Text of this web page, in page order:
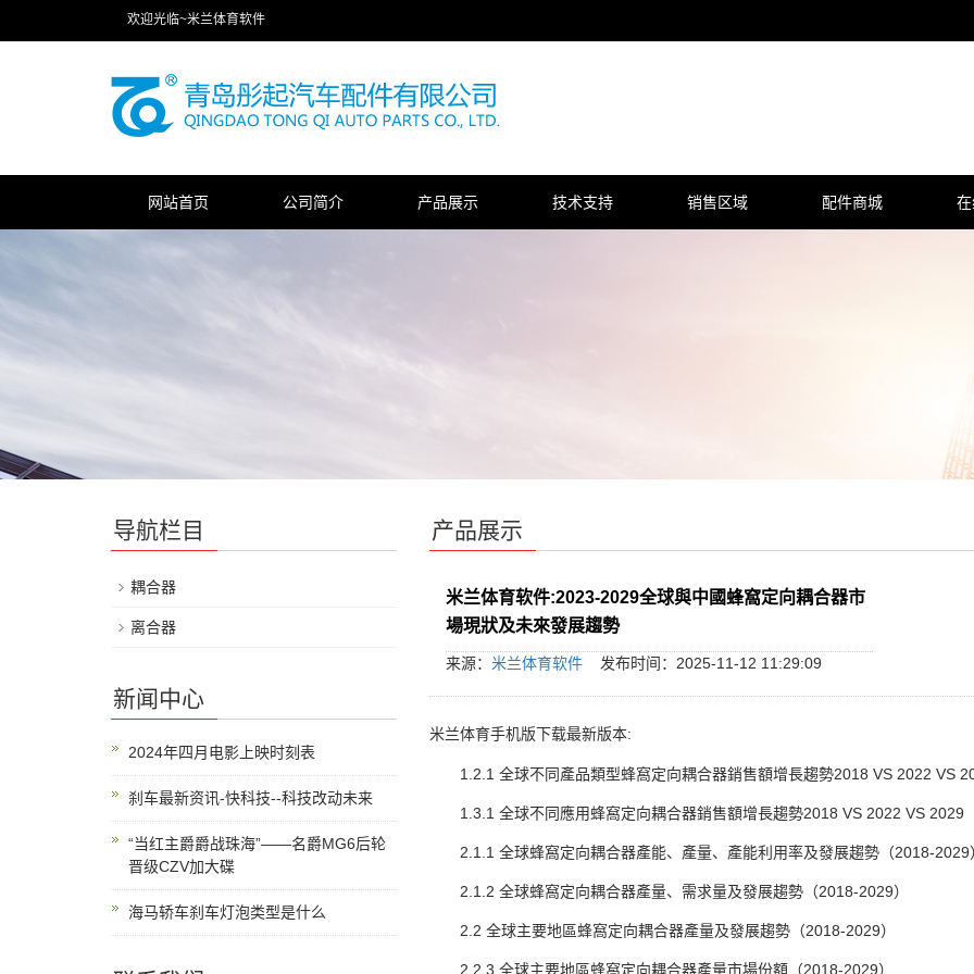
欢迎光临~米兰体育软件
网站首页 公司简介 产品展示 技术支持 销售区域 配件商城
产品展示
米兰体育软件:2023-2029全球與中國蜂窩定向耦合器市
場現狀及未來發展趨勢
来源： 米兰体育软件发布时间：2025-11-12 11:29:09
米兰体育手机版下载最新版本:
1.2.1 全球不同產品類型蜂窩定向耦合器銷售額增長趨勢2018 VS 2022 VS
1.3.1 全球不同應用蜂窩定向耦合器銷售額增長趨勢2018 VS 2022 VS 2029
2.1.1 全球蜂窩定向耦合器產能、產量、產能利用率及發展趨勢（2018-2029
2.1.2 全球蜂窩定向耦合器產量、需求量及發展趨勢（2018-2029）
2.2 全球主要地區蜂窩定向耦合器產量及發展趨勢（2018-2029）
2.2.3 全球主要地區蜂窩定向耦合器產量市場份額（2018-2029）
导航栏目
耦合器
离合器
新闻中心
2024年四月电影上映时刻表
刹车最新资讯-快科技--科技改动未来
“当红主爵爵战珠海”——名爵MG6后轮
晋级CZV加大碟
海马轿车刹车灯泡类型是什么